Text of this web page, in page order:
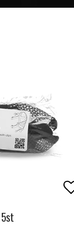
5st